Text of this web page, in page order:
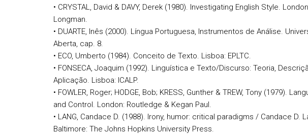
• CRYSTAL, David & DAVY, Derek (1980). Investigating English Style.
Longman.
• DUARTE, Inês (2000). Língua Portuguesa, Instrumentos de Análise.
Aberta, cap. 8.
• ECO, Umberto (1984). Conceito de Texto. Lisboa: EPLTC.
• FONSECA, Joaquim (1992). Linguística e Texto/Discurso: Teoria,
Aplicação. Lisboa: ICALP.
• FOWLER, Roger; HODGE, Bob; KRESS, Gunther & TREW, Tony (1979).
and Control. London: Routledge & Kegan Paul.
• LANG, Candace D. (1988). Irony, humor: critical paradigms / Candace D.
Baltimore: The Johns Hopkins University Press.